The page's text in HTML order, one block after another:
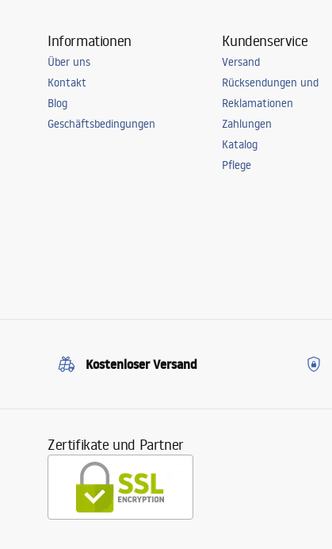
Informationen
Über uns
Kontakt
Blog
Geschäftsbedingungen
Kundenservice
Versand
Rücksendungen und
Reklamationen
Zahlungen
Katalog
Pflege
Kostenloser Versand
Zertifikate und Partner